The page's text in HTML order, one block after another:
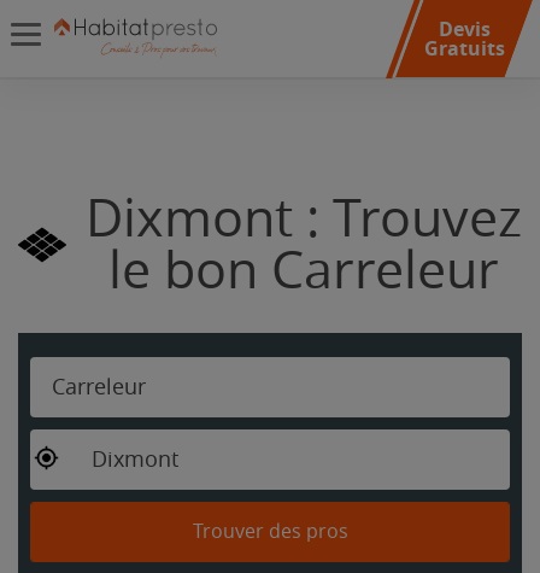
Devis
Gratuits
Dixmont : Trouvez
le bon Carreleur
Carreleur
Dixmont
Trouver des pros